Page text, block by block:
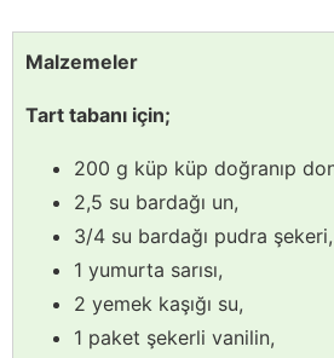
Malzemeler
Tart tabanı için;
200 g küp küp doğranıp
2,5 su bardağı un,
3/4 su bardağı pudra şekeri,
1 yumurta sarısı,
2 yemek kaşığı su,
1 paket şekerli vanilin,